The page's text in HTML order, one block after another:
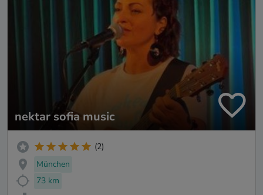
nektar sofia music
(2)
München
73 km